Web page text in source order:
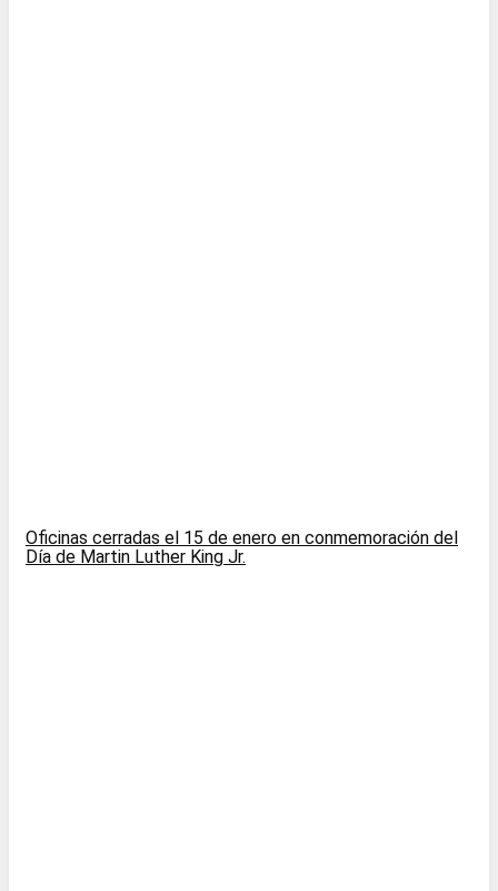
Oficinas cerradas el 15 de enero en conmemoración del
Día de Martin Luther King Jr.